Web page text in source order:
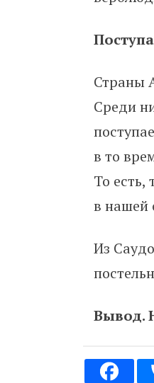
Страны
Среди
в то
То
в нашей
Из
Вывод.